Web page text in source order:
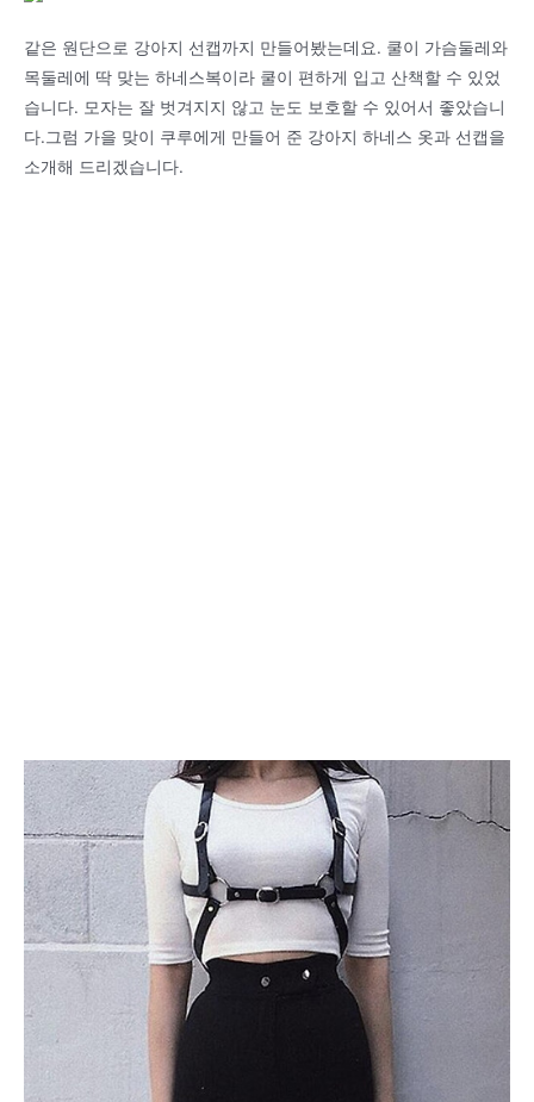
같은 원단으로 강아지 선캡까지 만들어봤는데요. 쿨이 가슴둘레와
목둘레에 딱 맞는 하네스복이라 쿨이 편하게 입고 산책할 수 있었
습니다. 모자는 잘 벗겨지지 않고 눈도 보호할 수 있어서 좋았습니
다.그럼 가을 맞이 쿠루에게 만들어 준 강아지 하네스 옷과 선캡을
소개해 드리겠습니다.